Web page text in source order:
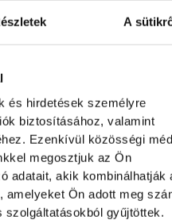
A
és hirdetések személyre
biztosításához, valamint
Ezenkívül közösségi
megosztjuk az Ön
adatait, akik kombinálhatják
amelyeket Ön adott meg
gyűjtöttek.
Háza
egyetem
Bernadett